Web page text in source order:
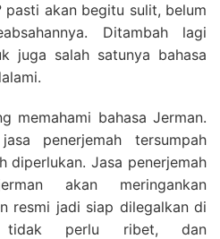
pasti akan begitu sulit, belum
Ditambah lagi
juga salah satunya bahasa
memahami bahasa Jerman.
penerjemah tersumpah
diperlukan. Jasa penerjemah
akan meringankan
resmi jadi siap dilegalkan di
tidak perlu ribet, dan